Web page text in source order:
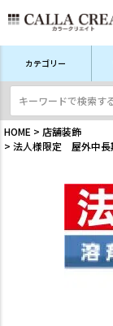
カテゴリー
HOME
店舗装飾
法人様限定 屋外中